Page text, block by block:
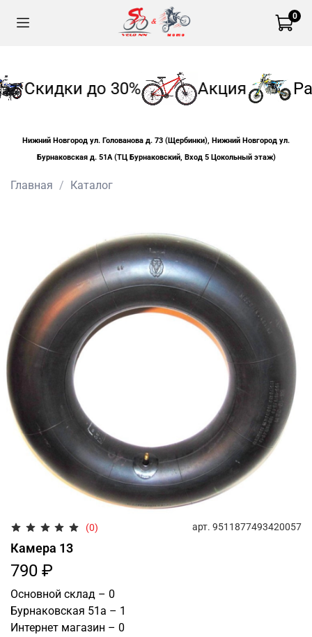
0
Скидки до 30% Акция
Нижний Новгород ул. Голованова д. 73 (Щербинки), Нижний Новгород ул.
Бурнаковская д. 51А (ТЦ Бурнаковский, Вход 5 Цокольный этаж)
Главная Каталог
(0) арт. 9511877493420057
Камера 13
790 ₽
Основной склад – 0
Бурнаковская 51а – 1
Интернет магазин – 0